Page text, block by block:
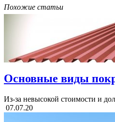
Похожие статьи
Основные виды
Из-за невысокой стоимости и
07.07.20